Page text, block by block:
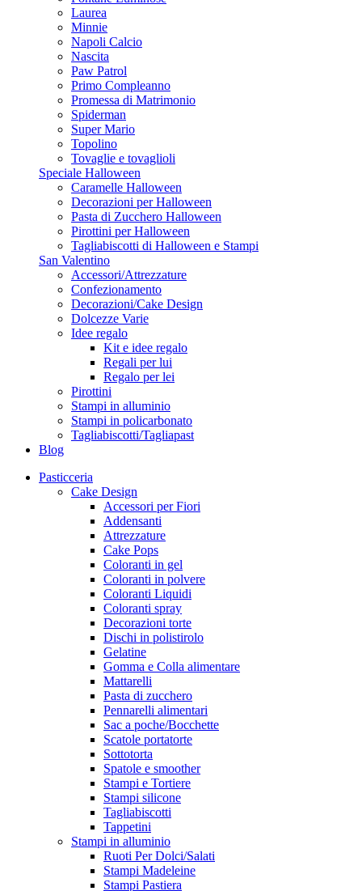
Laurea
Minnie
Napoli Calcio
Nascita
Paw Patrol
Primo Compleanno
Promessa di Matrimonio
Spiderman
Super Mario
Topolino
Tovaglie e tovaglioli
Speciale Halloween
Caramelle Halloween
Decorazioni per Halloween
Pasta di Zucchero Halloween
Pirottini per Halloween
Tagliabiscotti di Halloween e Stampi
San Valentino
Accessori/Attrezzature
Confezionamento
Decorazioni/Cake Design
Dolcezze Varie
Idee regalo
Kit e idee regalo
Regali per lui
Regalo per lei
Pirottini
Stampi in alluminio
Stampi in policarbonato
Tagliabiscotti/Tagliapast
Blog
Pasticceria
Cake Design
Accessori per Fiori
Addensanti
Attrezzature
Cake Pops
Coloranti in gel
Coloranti in polvere
Coloranti Liquidi
Coloranti spray
Decorazioni torte
Dischi in polistirolo
Gelatine
Gomma e Colla alimentare
Mattarelli
Pasta di zucchero
Pennarelli alimentari
Sac a poche/Bocchette
Scatole portatorte
Sottotorta
Spatole e smoother
Stampi e Tortiere
Stampi silicone
Tagliabiscotti
Tappetini
Stampi in alluminio
Ruoti Per Dolci/Salati
Stampi Madeleine
Stampi Pastiera